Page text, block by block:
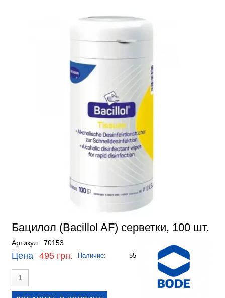
Бацилол (Bacillol AF) серветки, 100 шт.
Артикул: 70153
Цена 495 грн. Наличие: 55